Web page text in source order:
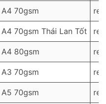
70gsm
70gsm Thái Lan Tốt
80gsm
70gsm
70gsm